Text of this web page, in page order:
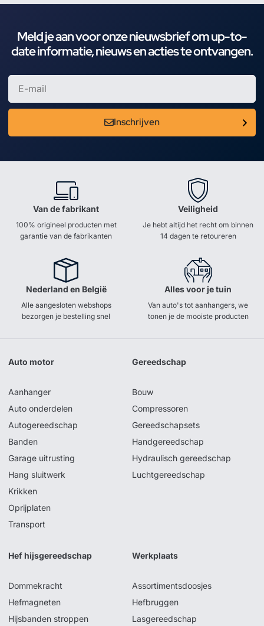
Meld je aan voor onze nieuwsbrief om up-to-
date informatie, nieuws en acties te ontvangen.
Inschrijven
Van de fabrikant
100% origineel producten met
garantie van de fabrikanten
Veiligheid
Je hebt altijd het recht om binnen
14 dagen te retoureren
Nederland en België
Alle aangesloten webshops
bezorgen je bestelling snel
Alles voor je tuin
Van auto's tot aanhangers, we
tonen je de mooiste producten
Auto motor
Aanhanger
Auto onderdelen
Autogereedschap
Banden
Garage uitrusting
Hang sluitwerk
Krikken
Oprijplaten
Transport
Gereedschap
Bouw
Compressoren
Gereedschapsets
Handgereedschap
Hydraulisch gereedschap
Luchtgereedschap
Hef hijsgereedschap
Dommekracht
Hefmagneten
Hijsbanden stroppen
Werkplaats
Assortimentsdoosjes
Hefbruggen
Lasgereedschap